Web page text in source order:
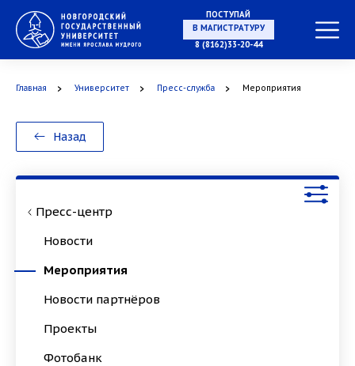
ПОСТУПАЙ
В МАГИСТРАТУРУ
В ОРДИНАТУРУ
8 (8162)33-20-44
Главная Университет Пресс-служба Мероприятия
Назад
Пресс-центр
Новости
Мероприятия
Новости партнёров
Проекты
Фотобанк